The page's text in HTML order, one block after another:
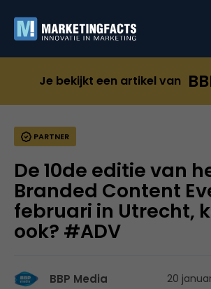
Je bekijkt een artikel van
PARTNER
De 10de editie van
Branded Content
februari in Utrecht,
ook? #ADV
BBP Media 20